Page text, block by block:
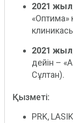
2021
«Оптима»
2021
дейін –
Сұлтан).
Қызметі:
PRK,